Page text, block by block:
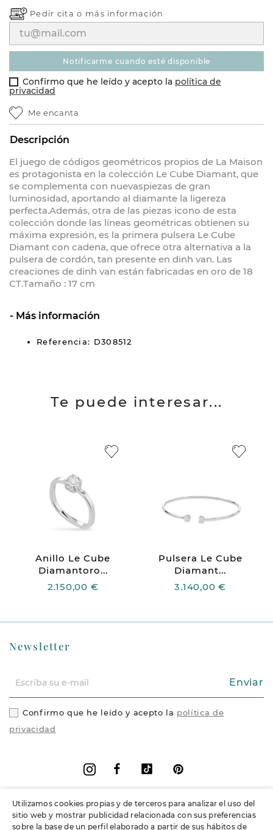
Pedir cita o más información
notificarme cuando esté disponible
Confirmo que he leído y acepto la política de
privacidad
Me encanta
Descripción
El juego de códigos geométricos propios de La Maison
es protagonista en la colección Le Cube Diamant, que
se complementa con nuevaspiezas de gran
luminosidad, aportando al diamante la ligereza
perfecta.Además, otra de las piezas icono de esta
colección donde las líneas geométricas obtienen su
máxima expresión, es la primera pulsera Le Cube
Diamant con cadena, que ofrece otra alternativa a la
pulsera de cordón, tan presente en dinh van. Las
creaciones de dinh van están fabricadas en oro de 18
CT.Tamaño : 17 cm
Más información
Referencia: D308512
Te puede interesar...
Anillo Le Cube
Diamantoro...
2.150,00 €
Pulsera Le Cube
Diamant...
3.140,00 €
Información
Newsletter
Enviar
Confirmo que he leído y acepto la política de
privacidad
FacebookVimeo
Instagram
Utilizamos cookies propias y de terceros para analizar el uso del
sitio web y mostrar publicidad relacionada con sus preferencias
sobre la base de un perfil elaborado a partir de sus hábitos de